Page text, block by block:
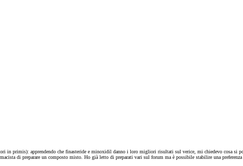
in primis): apprendendo che finasteride e minoxidil danno i loro migliori risultati sul verice, mi chiedevo cosa si
di preparare un composto misto. Ho già letto di preparati vari sul forum ma è possibile stabilire una